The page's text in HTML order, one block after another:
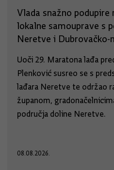
Vlada snažno
lokalne samouprave s
Neretve i Dubrovačko-
Uoči 29. Maratona lađa
Plenković susreo se s
lađara Neretve te održao
županom,
područja doline Neretve.
08.08.2026.